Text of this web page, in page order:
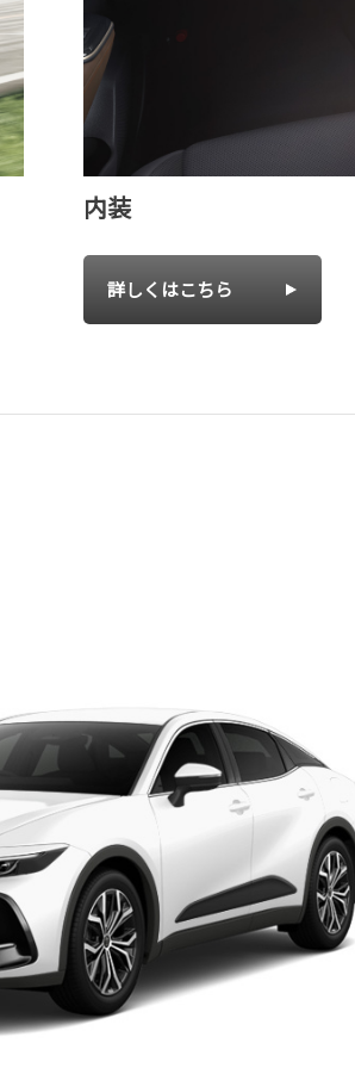
内装
詳しくはこちら